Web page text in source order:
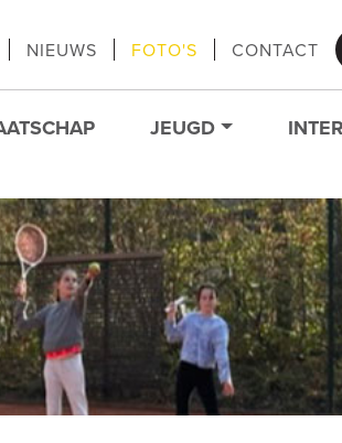
NIEUWS FOTO'S CONTACT
JEUGD